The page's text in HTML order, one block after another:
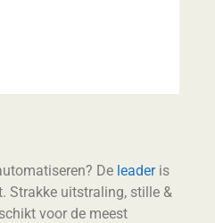
De leader is
Strakke uitstraling, stille &
voor de meest